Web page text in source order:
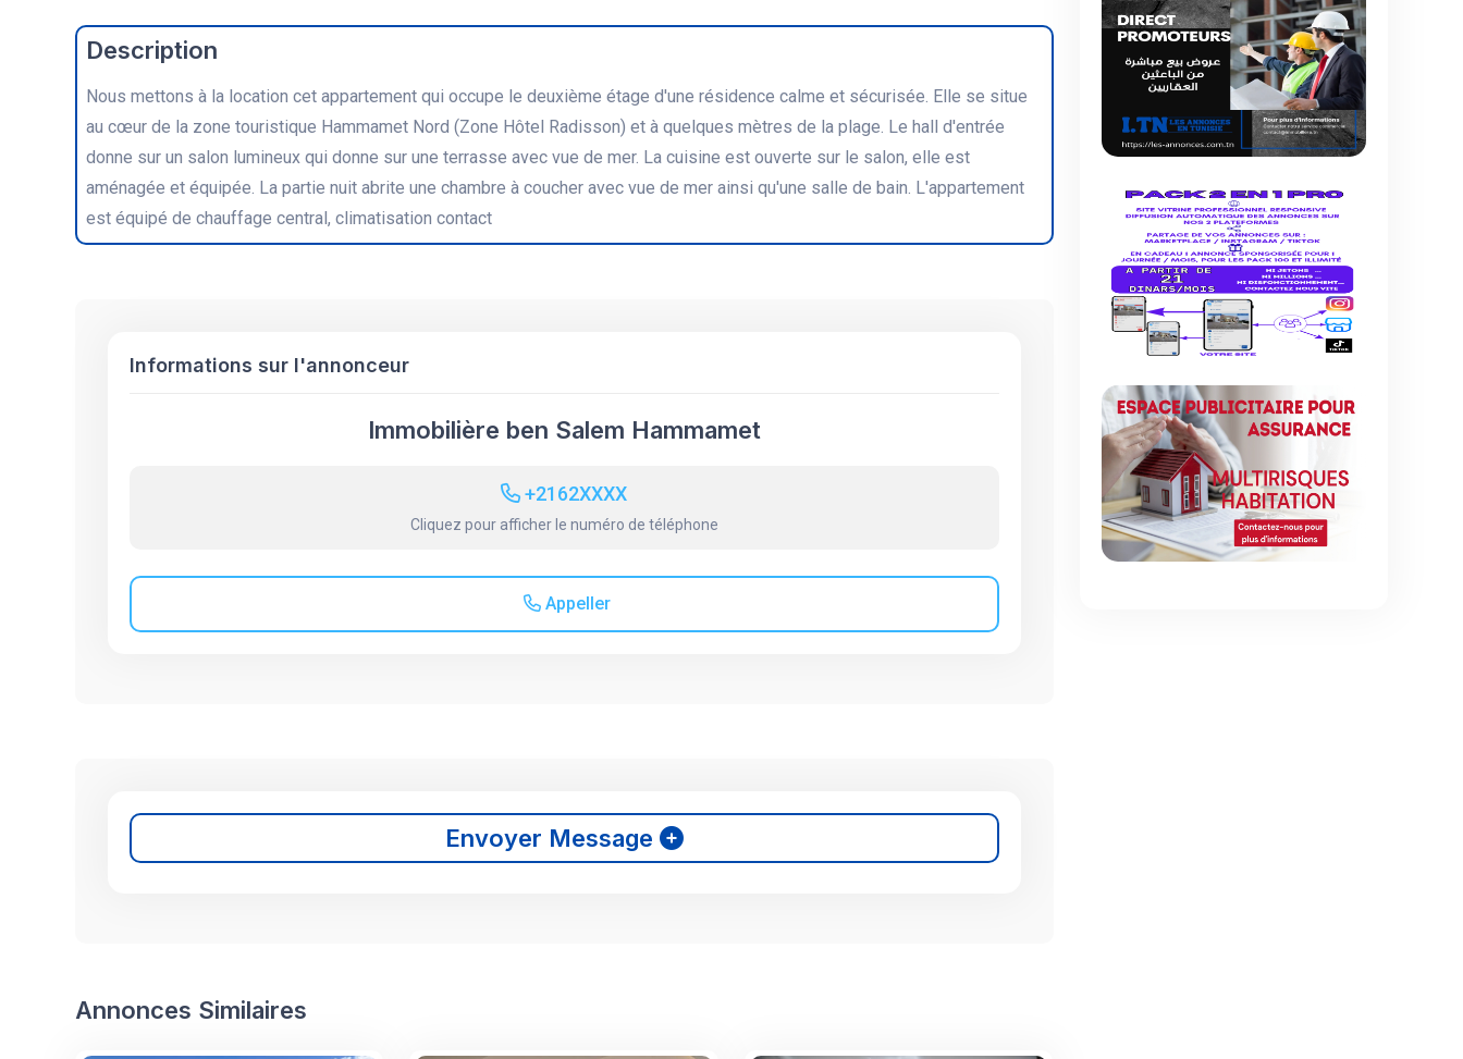
Description
Nous mettons à la location cet appartement qui occupe le deuxième étage d'une résidence calme et sécurisée. Elle se situe
au cœur de la zone touristique Hammamet Nord (Zone Hôtel Radisson) et à quelques mètres de la plage. Le hall d'entrée
donne sur un salon lumineux qui donne sur une terrasse avec vue de mer. La cuisine est ouverte sur le salon, elle est
aménagée et équipée. La partie nuit abrite une chambre à coucher avec vue de mer ainsi qu'une salle de bain. L'appartement
est équipé de chauffage central, climatisation contact
Informations sur l'annonceur
Immobilière ben Salem Hammamet
+2162XXXX
Cliquez pour afficher le numéro de téléphone
Appeller
Envoyer Message
Annonces Similaires